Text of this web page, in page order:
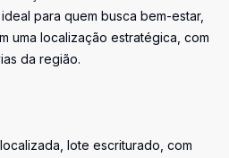
para quem busca bem-estar,
uma localização estratégica, com
da região.
lote escriturado, com